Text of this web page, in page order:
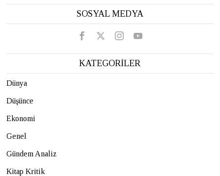
SOSYAL MEDYA
KATEGORİLER
Dünya
Düşünce
Ekonomi
Genel
Gündem Analiz
Kitap Kritik